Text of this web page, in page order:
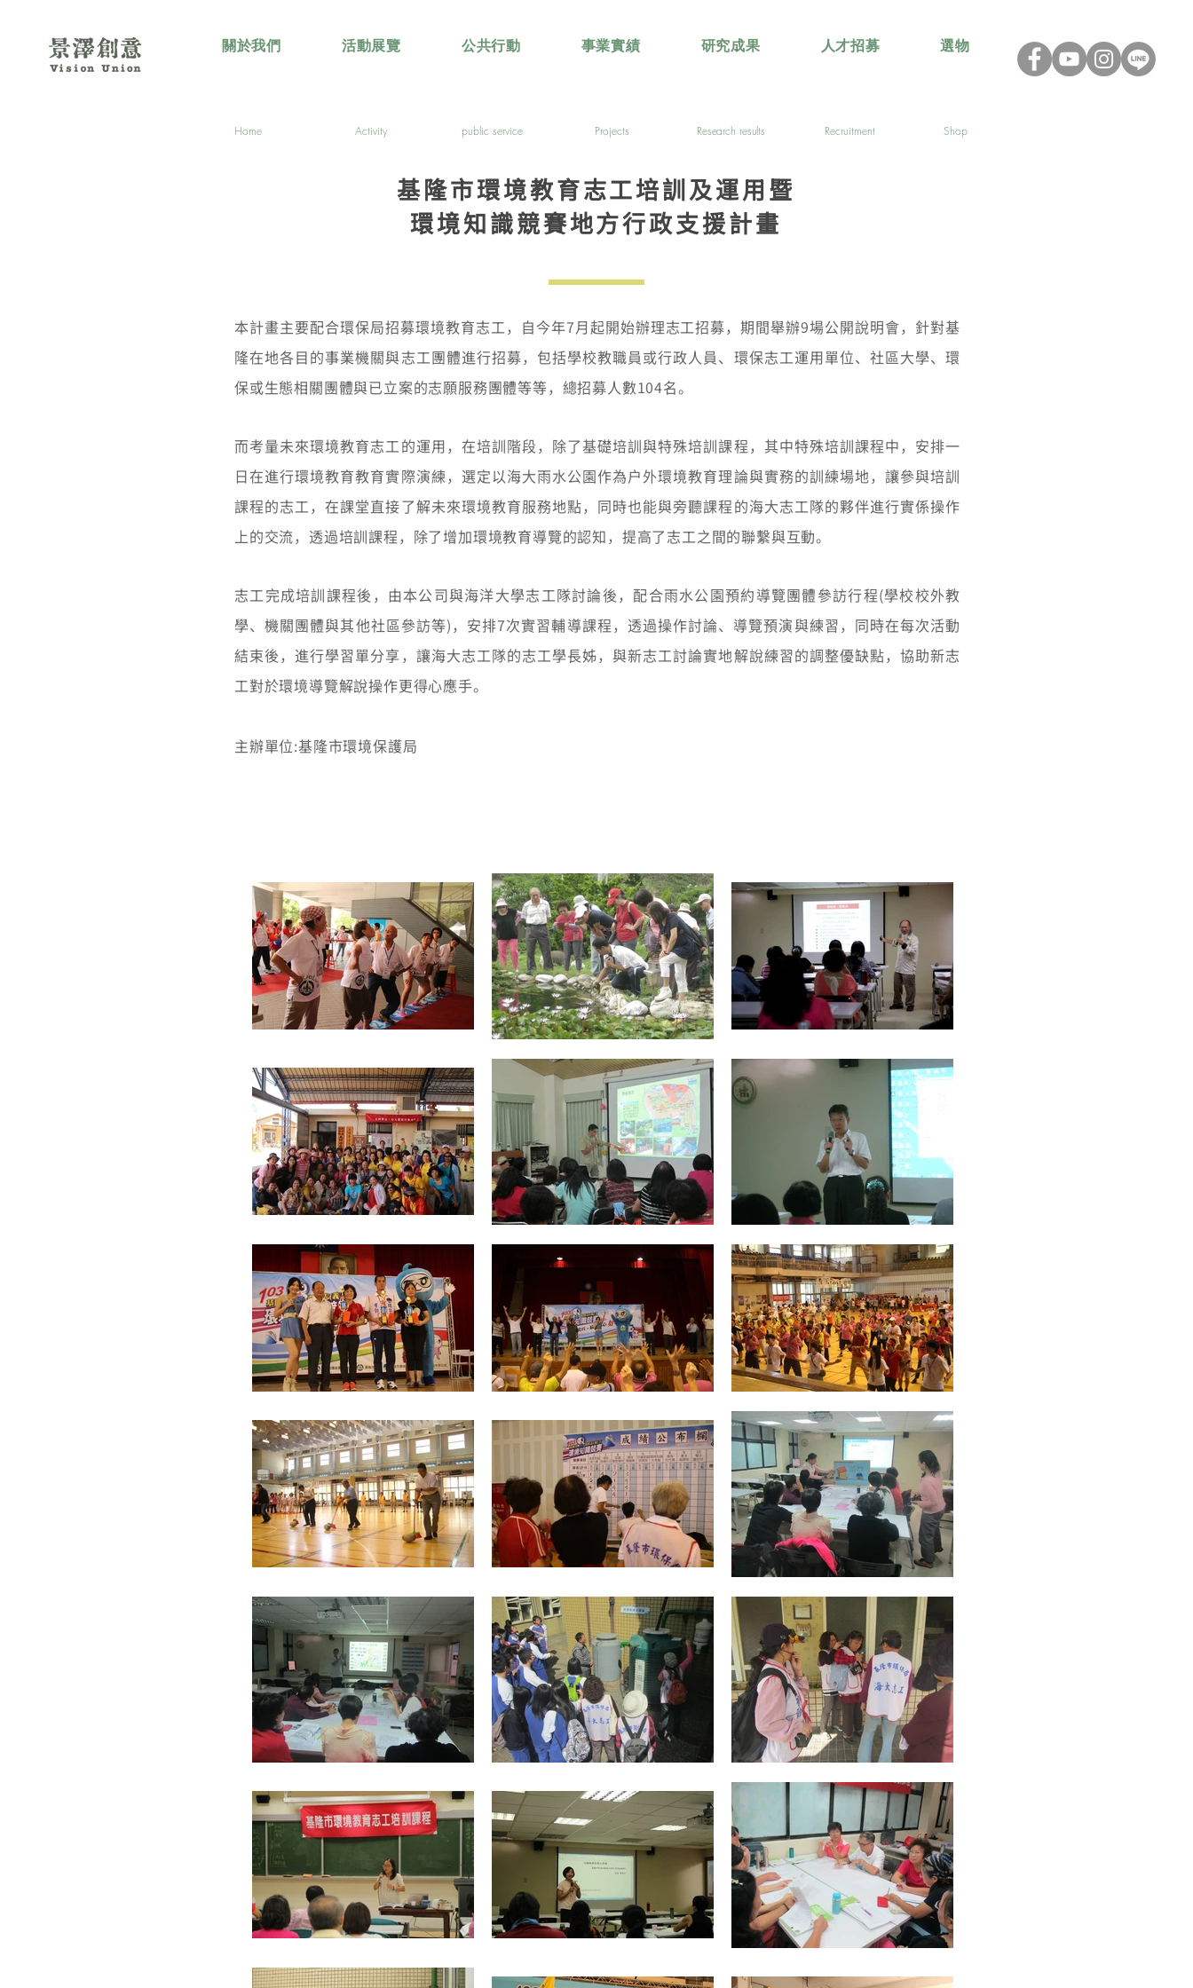
關於我們 活動展覽 公共行動 事業實績 研究成果 人才招募 選物
Home Activity public service Projects Research results Recruitment Shop
基隆市環境教育志工培訓及運用暨
環境知識競賽地方行政支援計畫
本計畫主要配合環保局招募環境教育志工，自今年7月起開始辦理志工招募，期間舉辦9場公開說明會，針對基
隆在地各目的事業機關與志工團體進行招募，包括學校教職員或行政人員、環保志工運用單位、社區大學、環
保或生態相關團體與已立案的志願服務團體等等，總招募人數104名。
而考量未來環境教育志工的運用，在培訓階段，除了基礎培訓與特殊培訓課程，其中特殊培訓課程中，安排一
日在進行環境教育教育實際演練，選定以海大雨水公園作為戶外環境教育理論與實務的訓練場地，讓參與培訓
課程的志工，在課堂直接了解未來環境教育服務地點，同時也能與旁聽課程的海大志工隊的夥伴進行實係操作
上的交流，透過培訓課程，除了增加環境教育導覽的認知，提高了志工之間的聯繫與互動。
志工完成培訓課程後，由本公司與海洋大學志工隊討論後，配合雨水公園預約導覽團體參訪行程(學校校外教
學、機關團體與其他社區參訪等)，安排7次實習輔導課程，透過操作討論、導覽預演與練習，同時在每次活動
結束後，進行學習單分享，讓海大志工隊的志工學長姊，與新志工討論實地解說練習的調整優缺點，協助新志
工對於環境導覽解說操作更得心應手。
​主辦單位:基隆市環境保護局